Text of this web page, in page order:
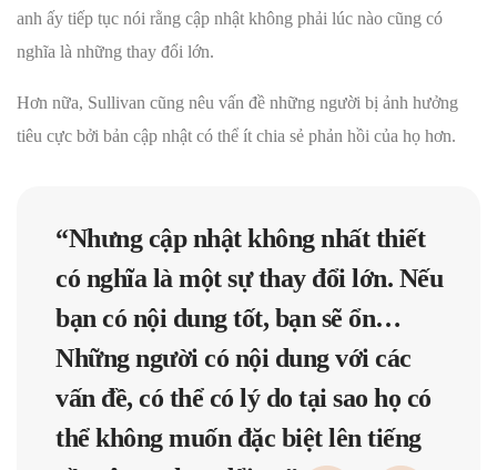
anh ấy tiếp tục nói rằng cập nhật không phải lúc nào cũng có
nghĩa là những thay đổi lớn.
Hơn nữa, Sullivan cũng nêu vấn đề những người bị ảnh hưởng
tiêu cực bởi bản cập nhật có thể ít chia sẻ phản hồi của họ hơn.
“Nhưng cập nhật không nhất thiết
có nghĩa là một sự thay đổi lớn. Nếu
bạn có nội dung tốt, bạn sẽ ổn…
Những người có nội dung với các
vấn đề, có thể có lý do tại sao họ có
thể không muốn đặc biệt lên tiếng